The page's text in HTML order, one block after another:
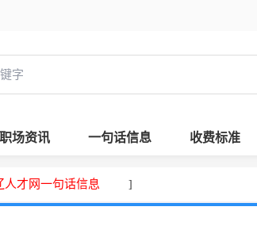
职场资讯 一句话信息 收费标准
人才网一句话信息 ]